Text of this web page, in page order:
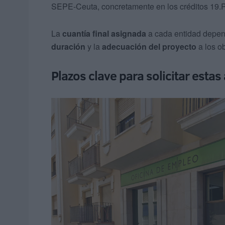
SEPE-Ceuta, concretamente en los créditos
La cuantía final asignada a cada entidad
duración y la adecuación del proyecto a los
Plazos clave para solicitar estas